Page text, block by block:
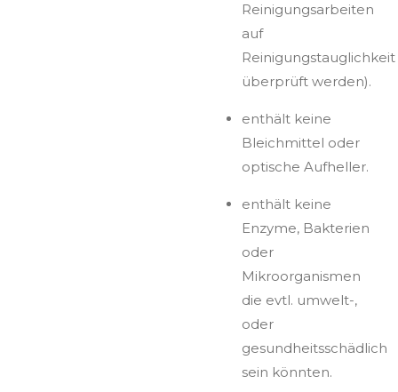
Reinigungsarbeiten
auf
Reinigungstauglichkeit
überprüft werden).
enthält keine
Bleichmittel oder
optische Aufheller.
enthält keine
Enzyme, Bakterien
oder
Mikroorganismen
die evtl. umwelt-,
oder
gesundheitsschädlich
sein könnten.